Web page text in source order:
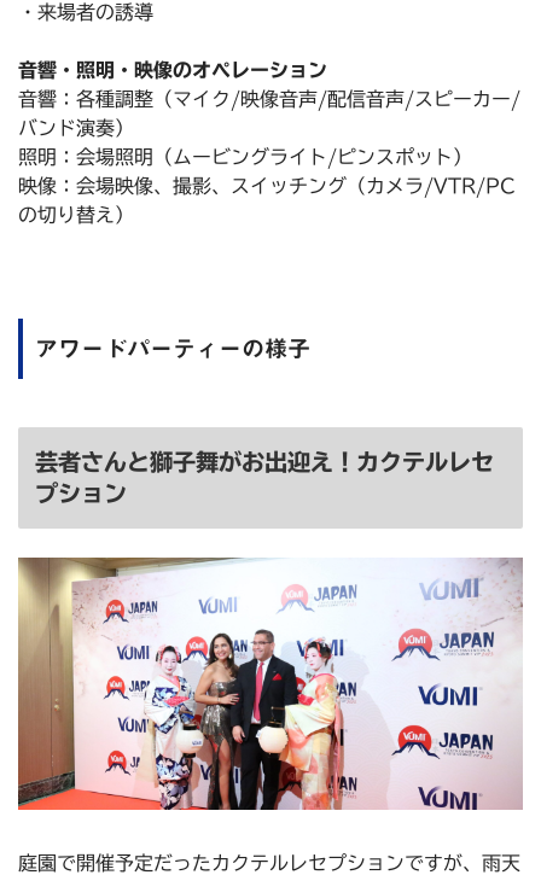
・来場者の誘導
音響・照明・映像のオペレーション
音響：各種調整（マイク/映像音声/配信音声/スピーカー/
バンド演奏）
照明：会場照明（ムービングライト/ピンスポット）
映像：会場映像、撮影、スイッチング（カメラ/VTR/PC
の切り替え）
アワードパーティーの様子
芸者さんと獅子舞がお出迎え！カクテルレセ
プション
庭園で開催予定だったカクテルレセプションですが、雨天